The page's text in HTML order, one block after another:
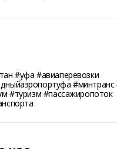
#уфа #авиаперевозки
#туризм #пассажиропоток